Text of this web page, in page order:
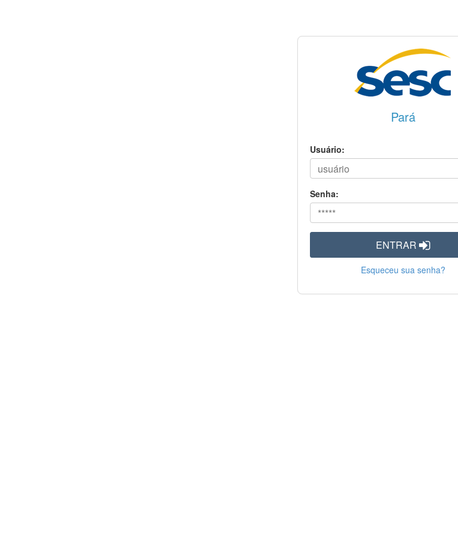
Pará
Usuário:
Senha:
ENTRAR
Esqueceu sua senha?